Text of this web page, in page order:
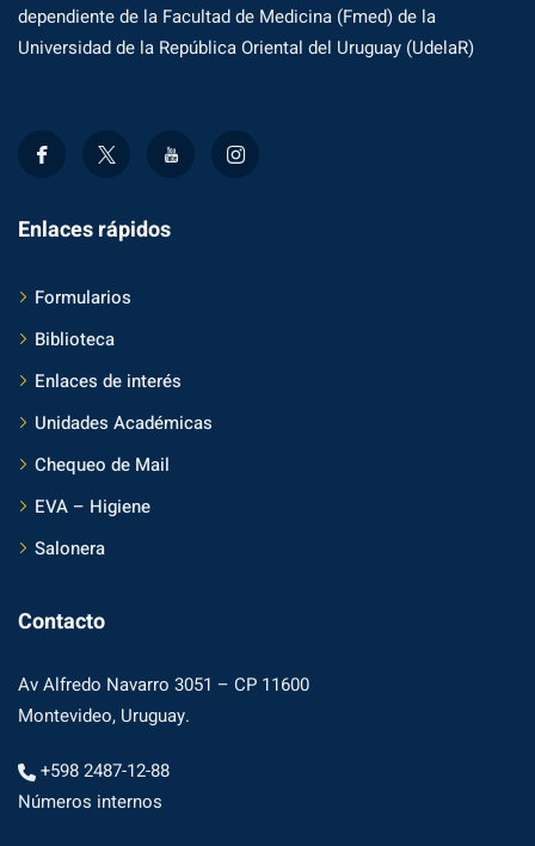
dependiente de la Facultad de Medicina (Fmed) de la
Universidad de la República Oriental del Uruguay (UdelaR)
Enlaces rápidos
Formularios
Biblioteca
Enlaces de interés
Unidades Académicas
Chequeo de Mail
EVA – Higiene
Salonera
Contacto
Av Alfredo Navarro 3051 – CP 11600
Montevideo, Uruguay.
+598 2487-12-88
Números internos